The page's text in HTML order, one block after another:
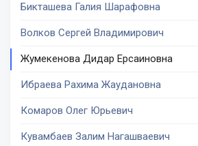
Бикташева Галия Шарафовна
Волков Сергей Владимирович
Жумекенова Дидар Ерсаиновна
Ибраева Рахима Жаудановна
Комаров Олег Юрьевич
Кувамбаев Залим Нагашваевич